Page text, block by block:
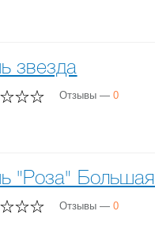
звезда
Отзывы — 0
"Роза" Большая
Отзывы — 0